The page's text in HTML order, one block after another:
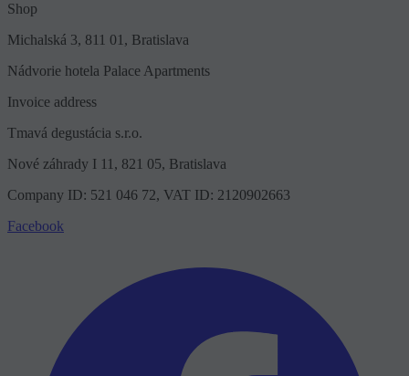
Shop
Michalská 3, 811 01, Bratislava
Nádvorie hotela Palace Apartments
Invoice address
Tmavá degustácia s.r.o.
Nové záhrady I 11, 821 05, Bratislava
Company ID: 521 046 72, VAT ID: 2120902663
Facebook